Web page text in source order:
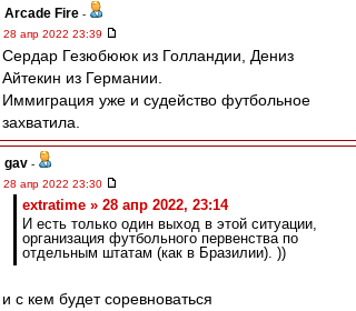
Arcade Fire -
28 апр 2022 23:39
Сердар Гезюбююк из Голландии, Дениз
Айтекин из Германии.
Иммиграция уже и судейство футбольное
захватила.
gav -
28 апр 2022 23:30
extratime » 28 апр 2022, 23:14
И есть только один выход в этой ситуации,
организация футбольного первенства по
отдельным штатам (как в Бразилии). ))
и с кем будет соревноваться